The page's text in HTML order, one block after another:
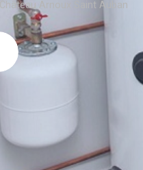
Arnoux Saint Auban